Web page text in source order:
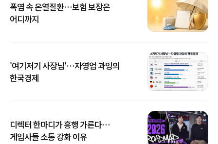
폭염 속 온열질환…보험 보장은
어디까지
'여기저기 사장님'…자영업 과잉의
한국경제
디렉터 한마디가 흥행 가른다…
게임사들 소통 강화 이유